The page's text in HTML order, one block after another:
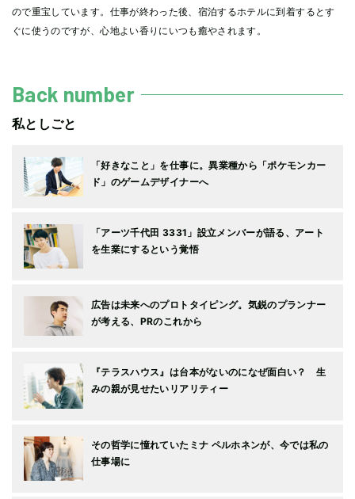
ので重宝しています。仕事が終わった後、宿泊するホテルに到着するとす
ぐに使うのですが、心地よい香りにいつも癒やされます。
Back number
私としごと
「好きなこと」を仕事に。異業種から「ポケモンカー
ド」のゲームデザイナーへ
「アーツ千代田 3331」設立メンバーが語る、アート
を生業にするという覚悟
広告は未来へのプロトタイピング。気鋭のプランナー
が考える、PRのこれから
『テラスハウス』は台本がないのになぜ面白い？ 生
みの親が見せたいリアリティー
その哲学に憧れていたミナ ペルホネンが、今では私の
仕事場に